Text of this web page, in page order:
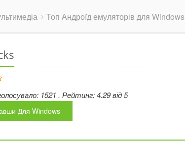
Топ Андроїд емуляторів для Windows
1521 . Рейтинг:4.29від5
Для Windows